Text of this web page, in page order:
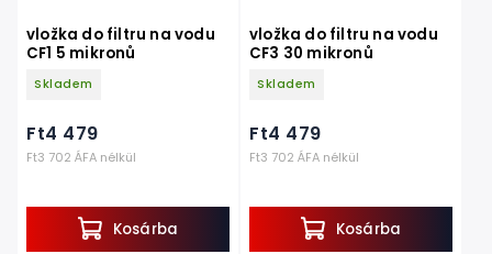
vložka do filtru na vodu
CF1 5 mikronů
Skladem
Ft3 702 ÁFA nélkül
Ft4 479
Kosárba
vložka do filtru na vodu
CF3 30 mikronů
Skladem
Ft3 702 ÁFA nélkül
Ft4 479
Kosárba